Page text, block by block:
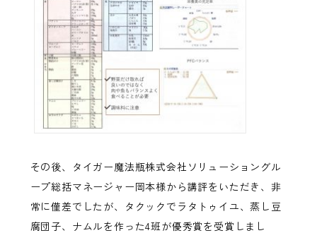
その後、タイガー魔法瓶株式会社ソリューショングル
ープ総括マネージャー岡本様から講評をいただき、非
常に僅差でしたが、タクックでラタトゥイユ、蒸し豆
腐団子、ナムルを作った4班が優秀賞を受賞しまし